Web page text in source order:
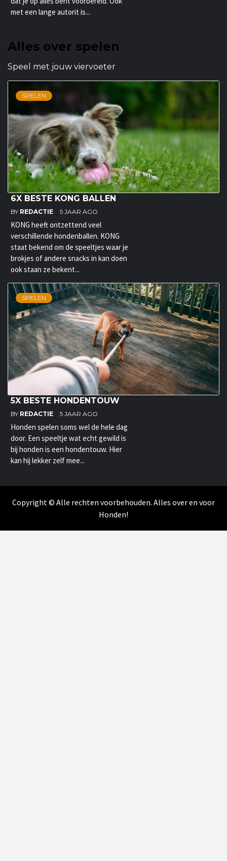
met een lange autorit is...
Alles over spelen
Speel met jouw viervoeter
SPELEN
6X BESTE KONG BALLEN
BY REDACTIE 5 JAAR AGO
KONG heeft ontzettend veel
verschillende hondenballen. KONG
staat bekend om de speeltjes waar je
brokjes of andere snacks in kan doen
ook staan ze bekent...
SPELEN
5X BESTE HONDENTOUW
BY REDACTIE 5 JAAR AGO
Honden spelen soms wel de hele dag
door. Een speeltje wat echt gewild is
bij honden is een hondentouw. Hier
kan hij lekker zelf mee...
Copyright © Alle rechten voorbehouden. Alles over en voor
Honden!